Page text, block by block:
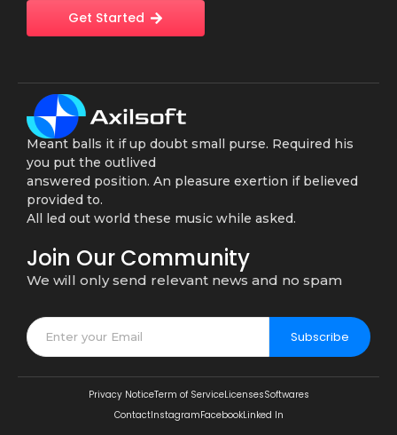
Get Started
Meant balls it if up doubt small purse. Required his
you put the outlived
answered position. An pleasure exertion if believed
provided to.
All led out world these music while asked.
Join Our Community
We will only send relevant news and no spam
Subscribe
Privacy NoticeTerm of ServiceLicensesSoftwares
ContactInstagramFacebookLinked In